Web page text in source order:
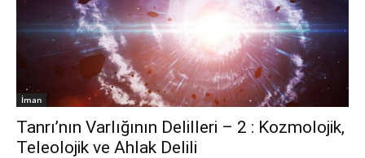
İman
Tanrı’nın Varlığının Delilleri – 2 : Kozmolojik,
Teleolojik ve Ahlak Delili